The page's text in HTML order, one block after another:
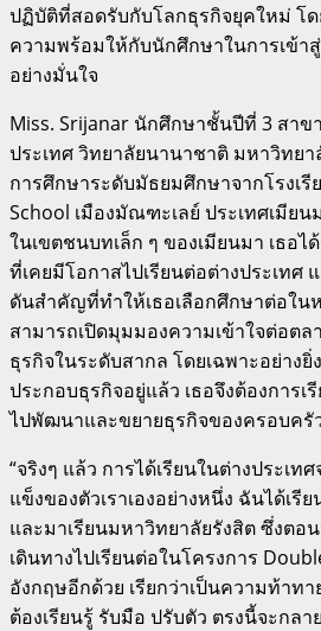
ปฏิบัติที่สอดรับกับโลกธุรกิจยุคใหม่ โด
ความพร้อมให้กับนักศึกษาในการเข้า
อย่างมั่นใจ
Miss. Srijanar นักศึกษาชั้นปีที่ 3 สาข
ประเทศ วิทยาลัยนานาชาติ มหาวิทย
การศึกษาระดับมัธยมศึกษาจากโรงเรี
School เมืองมัณฑะเลย์ ประเทศเมีย
ในเขตชนบทเล็ก ๆ ของเมียนมา เธอ
ที่เคยมีโอกาสไปเรียนต่อต่างประเทศ
ดันสำคัญที่ทำให้เธอเลือกศึกษาต่อใน
สามารถเปิดมุมมองความเข้าใจต่อต
ธุรกิจในระดับสากล โดยเฉพาะอย่างยิ่
ประกอบธุรกิจอยู่แล้ว เธอจึงต้องการ
ไปพัฒนาและขยายธุรกิจของครอบครั
“จริงๆ แล้ว การได้เรียนในต่างประเท
แข็งของตัวเราเองอย่างหนึ่ง ฉันได้เรี
และมาเรียนมหาวิทยาลัยรังสิต ซึ่งตอ
เดินทางไปเรียนต่อในโครงการ
อังกฤษอีกด้วย เรียกว่าเป็นความท้าทา
ต้องเรียนรู้ รับมือ ปรับตัว ตรงนี้จะกลา